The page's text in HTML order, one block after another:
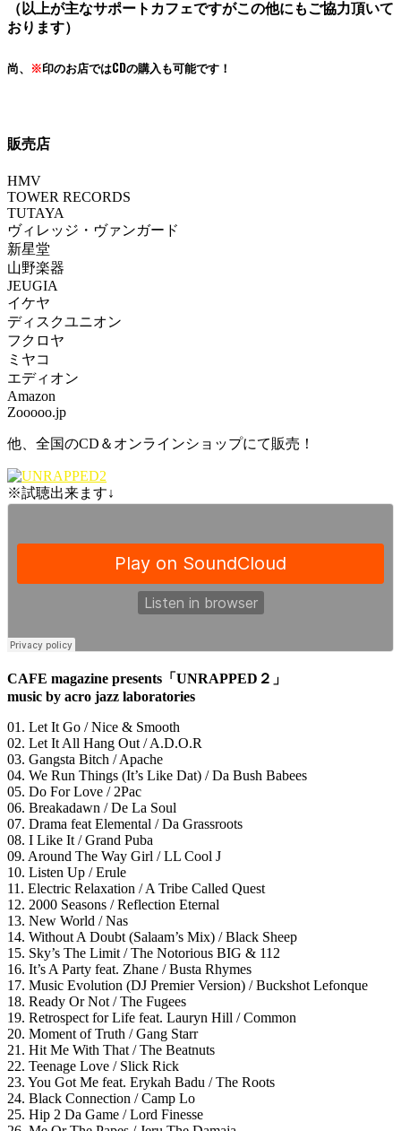
（以上が主なサポートカフェですがこの他にもご協力頂いて
おります）
尚、 ※印のお店ではCDの購入も可能です！
販売店
HMV
TOWER RECORDS
TUTAYA
ヴィレッジ・ヴァンガード
新星堂
山野楽器
JEUGIA
イケヤ
ディスクユニオン
フクロヤ
ミヤコ
エディオン
Amazon
Zooooo.jp
他、全国のCD＆オンラインショップにて販売！
※試聴出来ます↓
CAFE magazine presents「UNRAPPED２」
music by acro jazz laboratories
01. Let It Go / Nice & Smooth
02. Let It All Hang Out / A.D.O.R
03. Gangsta Bitch / Apache
04. We Run Things (It’s Like Dat) / Da Bush Babees
05. Do For Love / 2Pac
06. Breakadawn / De La Soul
07. Drama feat Elemental / Da Grassroots
08. I Like It / Grand Puba
09. Around The Way Girl / LL Cool J
10. Listen Up / Erule
11. Electric Relaxation / A Tribe Called Quest
12. 2000 Seasons / Reflection Eternal
13. New World / Nas
14. Without A Doubt (Salaam’s Mix) / Black Sheep
15. Sky’s The Limit / The Notorious BIG & 112
16. It’s A Party feat. Zhane / Busta Rhymes
17. Music Evolution (DJ Premier Version) / Buckshot Lefonque
18. Ready Or Not / The Fugees
19. Retrospect for Life feat. Lauryn Hill / Common
20. Moment of Truth / Gang Starr
21. Hit Me With That / The Beatnuts
22. Teenage Love / Slick Rick
23. You Got Me feat. Erykah Badu / The Roots
24. Black Connection / Camp Lo
25. Hip 2 Da Game / Lord Finesse